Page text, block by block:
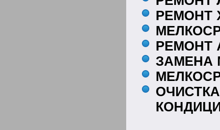
РЕМОНТ
РЕМОНТ
ЗАМЕНА